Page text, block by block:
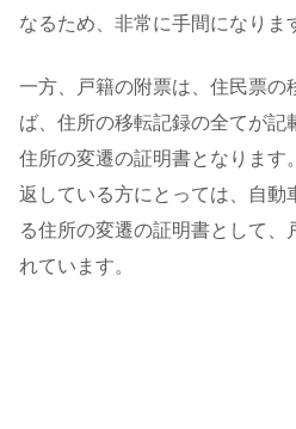
なるため、非常に手間になりま
一方、戸籍の附票は、住民票の
ば、住所の移転記録の全てが記
住所の変遷の証明書となります
返している方にとっては、自動
る住所の変遷の証明書として、
れています。